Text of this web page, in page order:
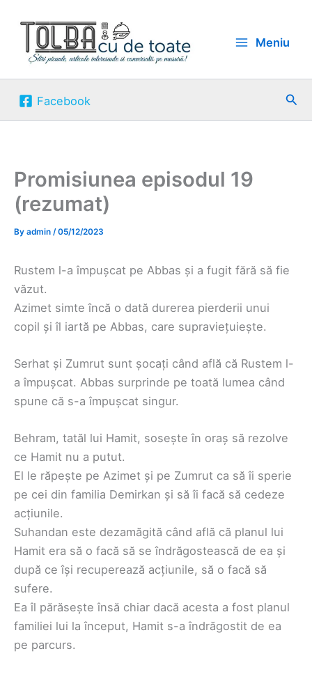
content
Meniu
Facebook
Promisiunea episodul 19
(rezumat)
By admin /05/12/2023
Rustem l-a împușcat pe Abbas și a fugit fără să fie
văzut.
Azimet simte încă o dată durerea pierderii unui
copil și îl iartă pe Abbas, care supraviețuiește.
Serhat și Zumrut sunt șocați când află că Rustem l-
a împușcat. Abbas surprinde pe toată lumea când
spune că s-a împușcat singur.
Behram, tatăl lui Hamit, sosește în oraș să rezolve
ce Hamit nu a putut.
El le răpește pe Azimet și pe Zumrut ca să îi sperie
pe cei din familia Demirkan și să îi facă să cedeze
acțiunile.
Suhandan este dezamăgită când află că planul lui
Hamit era să o facă să se îndrăgostească de ea și
după ce își recuperează acțiunile, să o facă să
sufere.
Ea îl părăsește însă chiar dacă acesta a fost planul
familiei lui la început, Hamit s-a îndrăgostit de ea
pe parcurs.